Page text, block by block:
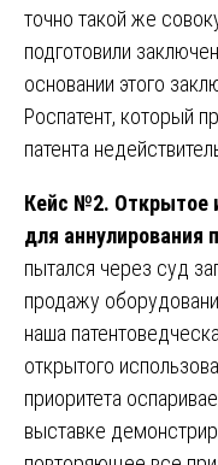
точно такой же
подготовили
основании этого
Роспатент, который
патента
Кейс №2. Открытое
для аннулирования
пытался через суд
продажу
наша
открытого
приоритета
выставке